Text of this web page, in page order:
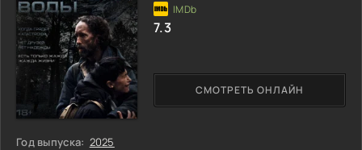
Год выпуска: 2025
СМОТРЕТЬ ОНЛАЙН
7.3